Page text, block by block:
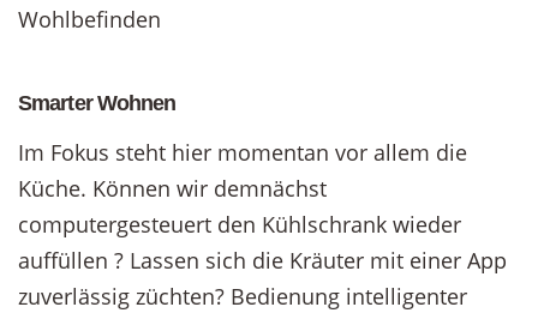
Wohlbefinden
Smarter Wohnen
Im Fokus steht hier momentan vor allem die
Küche. Können wir demnächst
computergesteuert den Kühlschrank wieder
auffüllen ? Lassen sich die Kräuter mit einer App
zuverlässig züchten? Bedienung intelligenter